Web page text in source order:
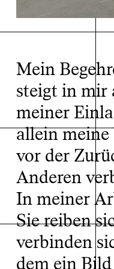
Mein
steigt in mir
meiner
allein
vor der
Anderen
In meiner
Sie reiben
verbinden
dem ein